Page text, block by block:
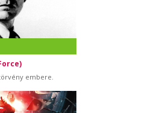
embere.